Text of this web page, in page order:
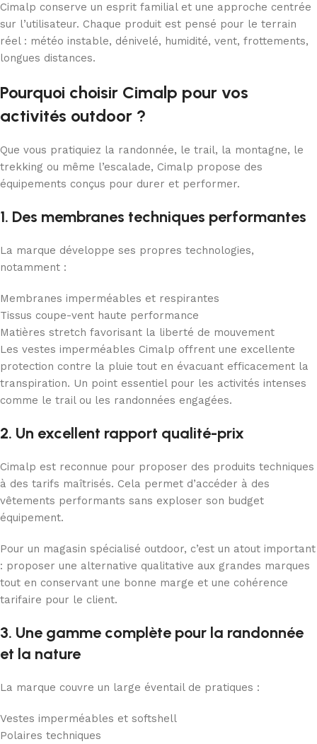
Cimalp conserve un esprit familial et une approche centrée
sur l’utilisateur. Chaque produit est pensé pour le terrain
réel : météo instable, dénivelé, humidité, vent, frottements,
longues distances.
Pourquoi choisir Cimalp pour vos
activités outdoor ?
Que vous pratiquiez la randonnée, le trail, la montagne, le
trekking ou même l’escalade, Cimalp propose des
équipements conçus pour durer et performer.
1. Des membranes techniques performantes
La marque développe ses propres technologies,
notamment :
Membranes imperméables et respirantes
Tissus coupe-vent haute performance
Matières stretch favorisant la liberté de mouvement
Les vestes imperméables Cimalp offrent une excellente
protection contre la pluie tout en évacuant efficacement la
transpiration. Un point essentiel pour les activités intenses
comme le trail ou les randonnées engagées.
2. Un excellent rapport qualité-prix
Cimalp est reconnue pour proposer des produits techniques
à des tarifs maîtrisés. Cela permet d’accéder à des
vêtements performants sans exploser son budget
équipement.
Pour un magasin spécialisé outdoor, c’est un atout important
: proposer une alternative qualitative aux grandes marques
tout en conservant une bonne marge et une cohérence
tarifaire pour le client.
3. Une gamme complète pour la randonnée
et la nature
La marque couvre un large éventail de pratiques :
Vestes imperméables et softshell
Polaires techniques